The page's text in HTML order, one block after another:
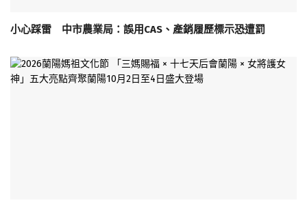
小心踩雷 中市農業局：誤用CAS、產銷履歷標示恐遭罰